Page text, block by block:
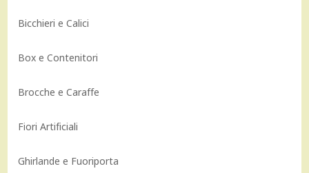
Bicchieri e Calici
Box e Contenitori
Brocche e Caraffe
Fiori Artificiali
Ghirlande e Fuoriporta